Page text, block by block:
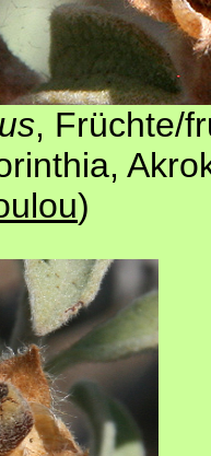
, Früchte/
)